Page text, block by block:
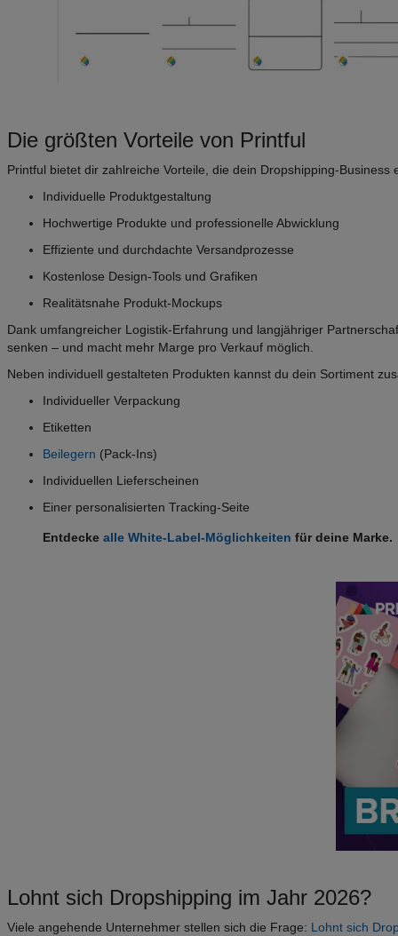
Die größten Vorteile von Printful
Printful bietet dir zahlreiche Vorteile, die dein Dropshipping-
Individuelle Produktgestaltung
Hochwertige Produkte und professionelle Abwicklung
Effiziente und durchdachte Versandprozesse
Kostenlose Design-Tools und Grafiken
Realitätsnahe Produkt-Mockups
Dank umfangreicher Logistik-Erfahrung und langjähriger
senken – und macht mehr Marge pro Verkauf möglich.
Neben individuell gestalteten Produkten kannst du dein Sortiment
Individueller Verpackung
Etiketten
Beilegern (Pack-Ins)
Individuellen Lieferscheinen
Einer personalisierten Tracking-Seite
Entdecke alle White-Label-Möglichkeiten für deine Marke.
Lohnt sich Dropshipping im Jahr 2026?
Viele angehende Unternehmer stellen sich die Frage: Lohnt sich